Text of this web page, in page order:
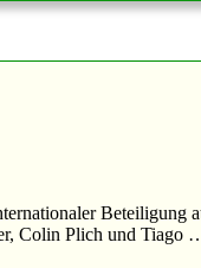
Beteiligung
Colin Plich und Tiago